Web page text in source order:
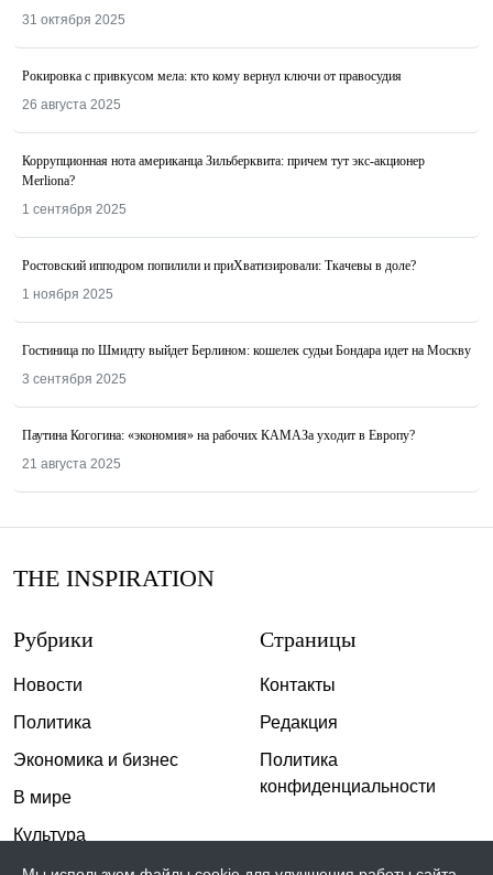
31 октября 2025
Рокировка с привкусом мела: кто кому вернул ключи от правосудия
26 августа 2025
Коррупционная нота американца Зильберквита: причем тут экс-акционер
Merliona?
1 сентября 2025
Ростовский ипподром попилили и приХватизировали: Ткачевы в доле?
1 ноября 2025
Гостиница по Шмидту выйдет Берлином: кошелек судьи Бондара идет на Москву
3 сентября 2025
Паутина Когогина: «экономия» на рабочих КАМАЗа уходит в Европу?
21 августа 2025
THE INSPIRATION
Рубрики
Новости
Политика
Экономика и бизнес
В мире
Культура
Страницы
Контакты
Редакция
Политика
конфиденциальности